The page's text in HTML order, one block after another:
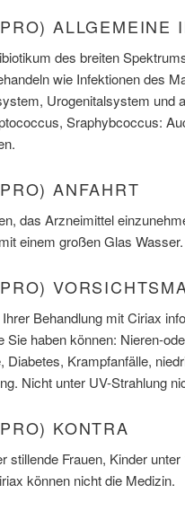
ALLGEMEINE
des breiten
wie Infektionen des
Urogenitalsystem und
Sraphybcoccus:
ANFAHRT
das Arzneimittel
einem großen Glas
Behandlung mit Ciriax
Sie haben können: Nieren-
Diabetes, Krampfanfälle,
Nicht unter UV-Strahlung
KONTRA
stillende Frauen, Kinder
können nicht die Medizin.